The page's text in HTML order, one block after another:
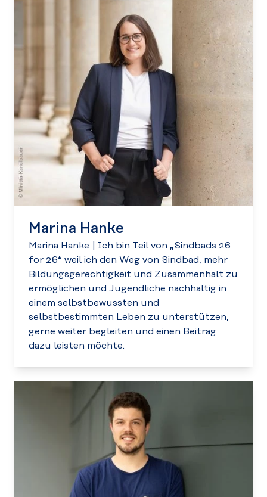
Marina Hanke
Marina Hanke
Ich bin Teil von „Sindbads 26
for 26“ weil ich den Weg von Sindbad, mehr
Bildungsgerechtigkeit und Zusammenhalt zu
ermöglichen und Jugendliche nachhaltig in
einem selbstbewussten und
selbstbestimmten Leben zu unterstützen,
gerne weiter begleiten und einen Beitrag
dazu leisten möchte.